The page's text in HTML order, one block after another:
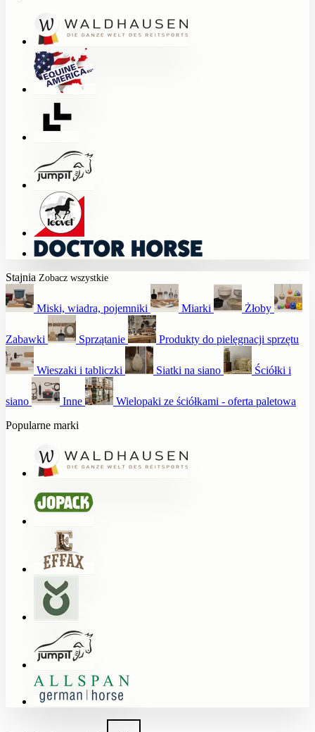
Stajnia Zobacz wszystkie
Miski, wiadra, pojemniki Miarki Żłoby
Zabawki Sprzątanie Produkty do pielęgnacji sprzętu
Wieszaki i tabliczki Siatki na siano Ściółki i
siano Inne
Wielopaki ze ściółkami - oferta paletowa
Popularne marki